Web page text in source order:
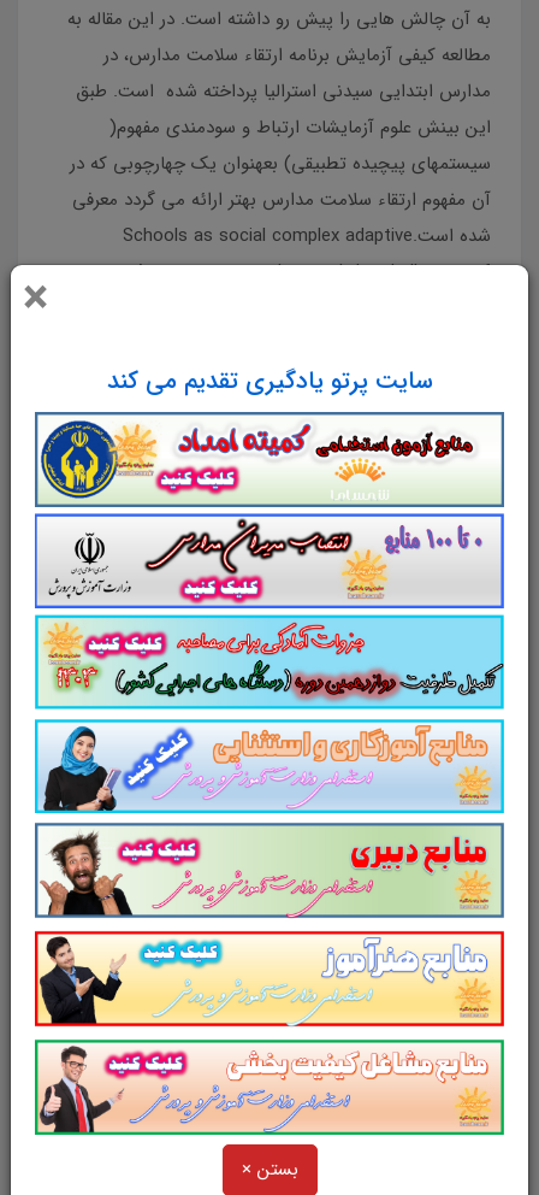
×
سایت پرتو یادگیری تقدیم می کند
بستن ×
به آن چالش هایی را پیش رو داشته است. در این مقاله به
مطالعه کیفی آزمایش برنامه ارتقاء سلامت مدارس، در
مدارس ابتدایی سیدنی استرالیا پرداخته شده است. طبق
این بینش علوم آزمایشات ارتباط و سودمندی مفهوم(
سیستمهای پیچیده تطبیقی) بعهنوان یک چهارچوبی که در
آن مفهوم ارتقاء سلامت مدارس بهتر ارائه می گردد معرفی
شده است.Schools as social complex adaptive
systems: A new way to understand the challenges of
شرح دیدگاه‌ها
پژوهشی با عنوان سیستم های پیچیده تطبیقی Schools
as social complex adaptive systems: A new way to
understand the challenges of introducing the health
promoting schools concept
ترجمه شده به فارسی به صورت پی دی اف
محصولات مرتبط
58,000 تومان
57,000 تومان
نقد مقاله با عنوان : پیش بینی